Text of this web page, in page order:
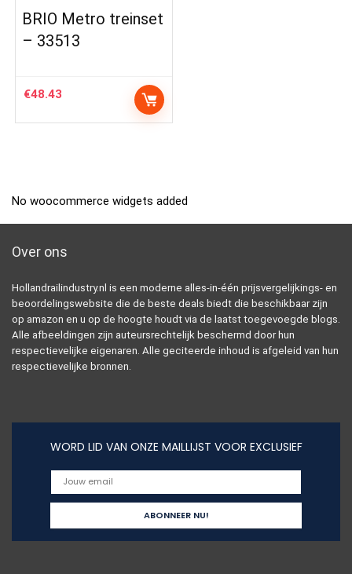
BRIO Metro treinset
– 33513
€48.43
No woocommerce widgets added
Over ons
Hollandrailindustry.nl is een moderne alles-in-één prijsvergelijkings- en
beoordelingswebsite die de beste deals biedt die beschikbaar zijn
op amazon en u op de hoogte houdt via de laatst toegevoegde blogs.
Alle afbeeldingen zijn auteursrechtelijk beschermd door hun
respectievelijke eigenaren. Alle geciteerde inhoud is afgeleid van hun
respectievelijke bronnen.
WORD LID VAN ONZE MAILLIJST VOOR EXCLUSIEF